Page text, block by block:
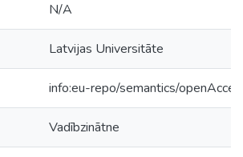
N/A
Latvijas Universitāte
info:eu-repo/semantics/
Vadībzinātne